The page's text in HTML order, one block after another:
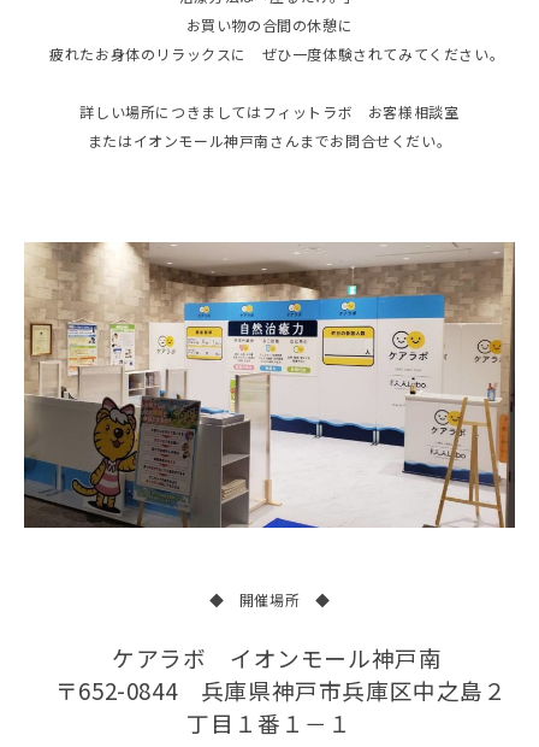
お買い物の合間の休憩に
疲れたお身体のリラックスに ぜひ一度体験されてみてください。
詳しい場所につきましてはフィットラボ お客様相談室
またはイオンモール神戸南さんまでお問合せくだい。
◆ 開催場所 ◆
ケアラボ イオンモール神戸南
〒652-0844 兵庫県神戸市兵庫区中之島２
丁目１番１－１